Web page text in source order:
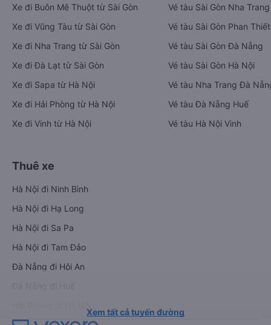
Xe đi Buôn Mê Thuột từ Sài Gòn
Xe đi Vũng Tàu từ Sài Gòn
Xe đi Nha Trang từ Sài Gòn
Xe đi Đà Lạt từ Sài Gòn
Xe đi Sapa từ Hà Nội
Xe đi Hải Phòng từ Hà Nội
Xe đi Vinh từ Hà Nội
Vé tàu Sài Gòn Nha Trang
Vé tàu Sài Gòn Phan Thiết
Vé tàu Sài Gòn Đà Nẵng
Vé tàu Sài Gòn Hà Nội
Vé tàu Nha Trang Đà
Vé tàu Đà Nẵng Huế
Vé tàu Hà Nội Vinh
Thuê xe
Hà Nội đi Ninh Bình
Hà Nội đi Hạ Long
Hà Nội đi Sa Pa
Hà Nội đi Tam Đảo
Đà Nẵng đi Hội An
Xem tất cả tuyến đường